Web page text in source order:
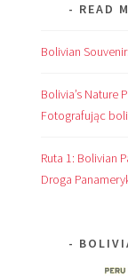
READ
Bolivian
Bolivia’s Nature
Fotografując
Ruta 1: Bolivian
Droga